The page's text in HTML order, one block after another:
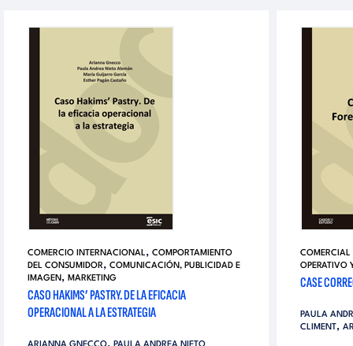
COMERCIO INTERNACIONAL, COMPORTAMIENTO
DEL CONSUMIDOR, COMUNICACIÓN, PUBLICIDAD E
IMAGEN, MARKETING
CASO HAKIMS’ PASTRY. DE LA EFICACIA
OPERACIONAL A LA ESTRATEGIA
COMERCIAL
OPERATIVO
CASE
PAULA
CLIMENT,